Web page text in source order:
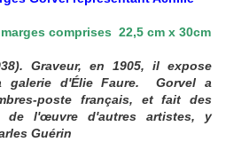
comprises 22,5 cm x 30cm
Graveur, en 1905, il expose
galerie d'Élie Faure. Gorvel a
poste français, et fait des
de l'œuvre d'autres artistes, y
Guérin